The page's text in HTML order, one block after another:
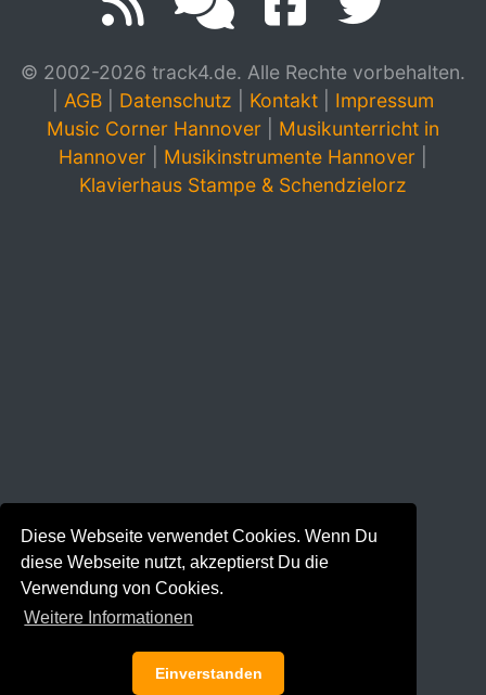
Diese Webseite verwendet Cookies. Wenn Du
diese Webseite nutzt, akzeptierst Du die
Verwendung von Cookies.
Weitere Informationen
Einverstanden
© 2002-2026 track4.de. Alle Rechte vorbehalten.
AGB Datenschutz Kontakt
Impressum
Music Corner Hannover
Musikunterricht in
Hannover
Musikinstrumente Hannover
Klavierhaus Stampe & Schendzielorz